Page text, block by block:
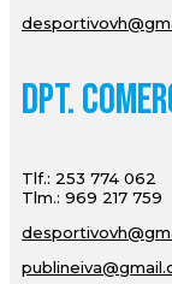
Dpt.
Tlf.: 253 774 062
Tlm.: 969 217 759